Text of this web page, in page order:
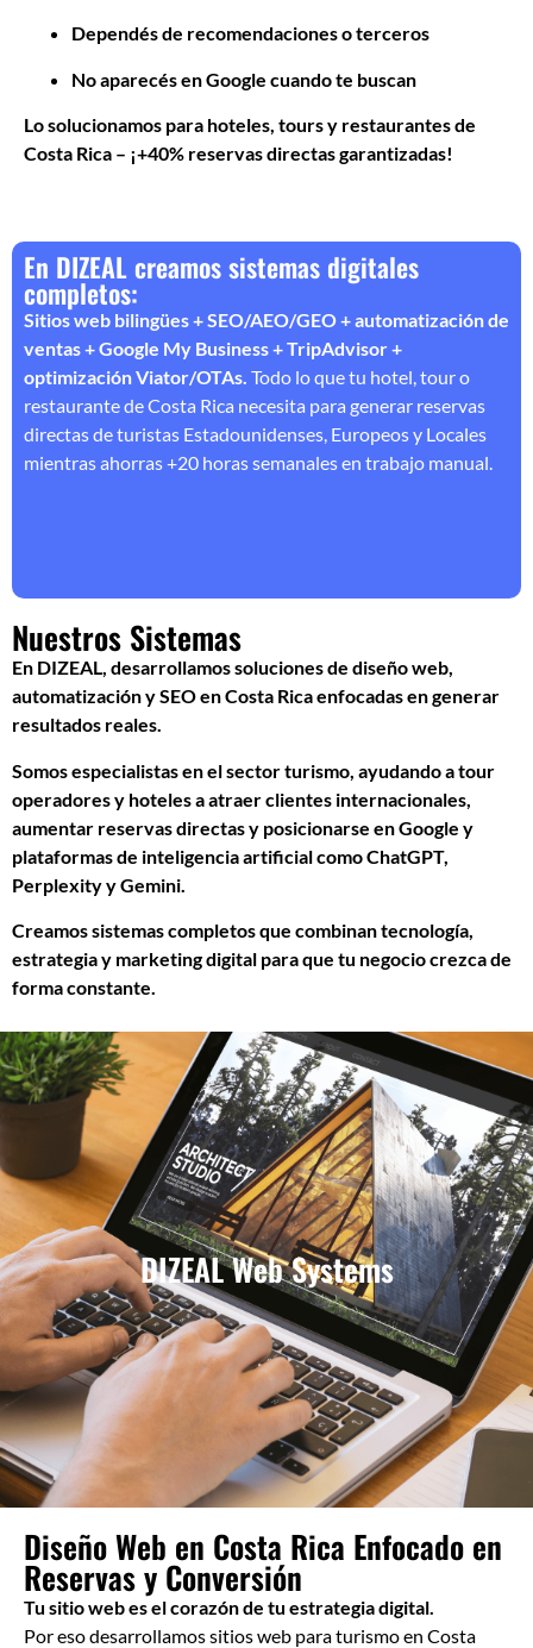
Dependés de recomendaciones o terceros
No aparecés en Google cuando te buscan
Lo solucionamos para hoteles, tours y restaurantes de
Costa Rica – ¡+40% reservas directas garantizadas!
En DIZEAL creamos sistemas digitales
completos:
Sitios web bilingües + SEO/AEO/GEO + automatización de
ventas + Google My Business + TripAdvisor +
optimización Viator/OTAs. Todo lo que tu hotel, tour o
restaurante de Costa Rica necesita para generar reservas
directas de turistas Estadounidenses, Europeos y Locales
mientras ahorras +20 horas semanales en trabajo manual.
Nuestros Sistemas
En DIZEAL, desarrollamos soluciones de diseño web,
automatización y SEO en Costa Rica enfocadas en generar
resultados reales.
Somos especialistas en el sector turismo, ayudando a tour
operadores y hoteles a atraer clientes internacionales,
aumentar reservas directas y posicionarse en Google y
plataformas de inteligencia artificial como ChatGPT,
Perplexity y Gemini.
Creamos sistemas completos que combinan tecnología,
estrategia y marketing digital para que tu negocio crezca de
forma constante.
DIZEAL Web Systems
Diseño Web en Costa Rica Enfocado en
Reservas y Conversión
Tu sitio web es el corazón de tu estrategia digital.
Por eso desarrollamos sitios web para turismo en Costa